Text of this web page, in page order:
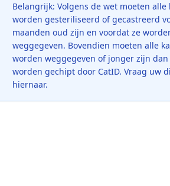
Belangrijk: Volgens de wet moeten alle
worden gesteriliseerd of gecastreerd
maanden oud zijn en voordat ze
weggegeven. Bovendien moeten alle
worden weggegeven of jonger zijn dan
worden gechipt door CatID. Vraag uw
hiernaar.